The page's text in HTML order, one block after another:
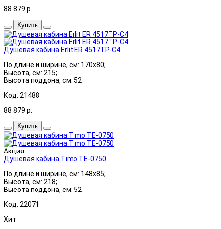
88 879 р.
Купить
Душевая кабина Erlit ER 4517TP-C4
По длине и ширине, см: 170x80;
Высота, см: 215;
Высота поддона, см: 52
Код: 21488
88 879 р.
Купить
Акция
Душевая кабина Timo TE-0750
По длине и ширине, см: 148x85;
Высота, см: 218;
Высота поддона, см: 52
Код: 22071
Хит